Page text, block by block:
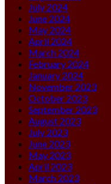
July 2024
June 2024
May 2024
April 2024
March 2024
February 2024
January 2024
November 2023
October 2023
September 2023
August 2023
July 2023
June 2023
May 2023
April 2023
March 2023